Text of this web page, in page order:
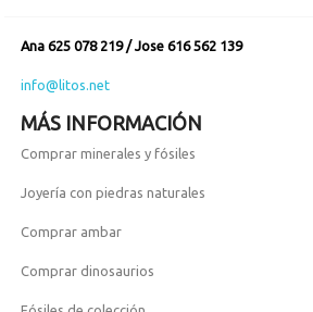
Ana 625 078 219 / Jose 616 562 139
info@litos.net
MÁS INFORMACIÓN
Comprar minerales y fósiles
Joyería con piedras naturales
Comprar ambar
Comprar dinosaurios